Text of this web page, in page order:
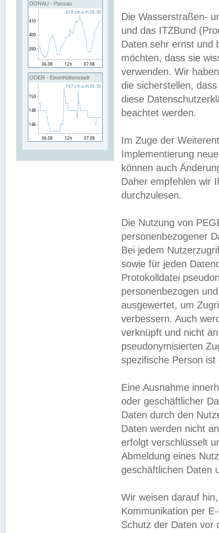
DONAU - Passau
ODER - Eisenhüttenstadt
Die Wasserstraßen-
und das ITZBund
Daten sehr ernst und
möchten, dass sie
verwenden. Wir
die sicherstellen,
diese
beachtet werden.
Im Zuge der
Implementierung
können auch
Daher empfehlen wir
durchzulesen.
Die Nutzung von
personenbezogener
Bei jedem
sowie für jeden
Protokolldatei
personenbezogen
ausgewertet, um
verbessern. Auch
verknüpft und nicht
pseudonymisierten
spezifische Person
Eine Ausnahme
oder geschäftlicher
Daten durch den
Daten werden nicht
erfolgt verschlüsselt
Abmeldung eines
geschäftlichen Daten
Wir weisen darauf
Kommunikation per
Schutz der Daten vor